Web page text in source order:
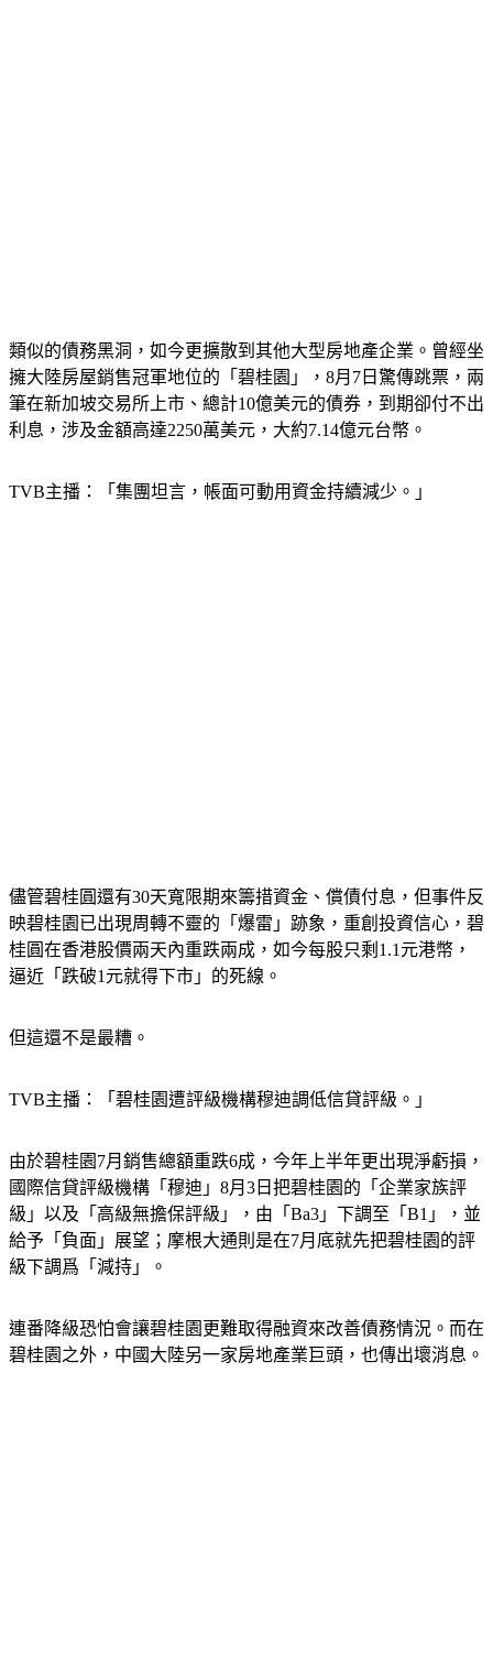
類似的債務黑洞，如今更擴散到其他大型房地產企業。曾經坐
擁大陸房屋銷售冠軍地位的「碧桂園」，8月7日驚傳跳票，兩
筆在新加坡交易所上市、總計10億美元的債券，到期卻付不出
儘管碧桂圓還有30天寬限期來籌措資金、償債付息，但事件反
映碧桂園已出現周轉不靈的「爆雷」跡象，重創投資信心，碧
桂圓在香港股價兩天內重跌兩成，如今每股只剩1.1元港幣，
由於碧桂園7月銷售總額重跌6成，今年上半年更出現淨虧損，
國際信貸評級機構「穆迪」8月3日把碧桂園的「企業家族評
級」以及「高級無擔保評級」，由「Ba3」下調至「B1」，並
給予「負面」展望；摩根大通則是在7月底就先把碧桂園的評
連番降級恐怕會讓碧桂園更難取得融資來改善債務情況。而在